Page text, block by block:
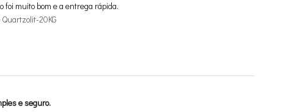
foi muito bom e a entrega rápida.
20KG
e seguro.